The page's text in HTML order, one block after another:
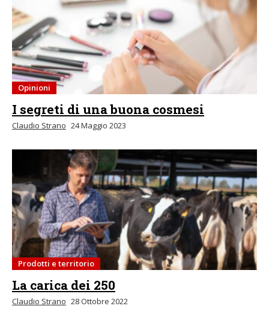
Opinioni
I segreti di una buona cosmesi
Claudio Strano 24 Maggio 2023
Prodotti e territorio
La carica dei 250
Claudio Strano 28 Ottobre 2022